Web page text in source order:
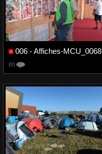
006 - Affiches-MCU_0068
{0}